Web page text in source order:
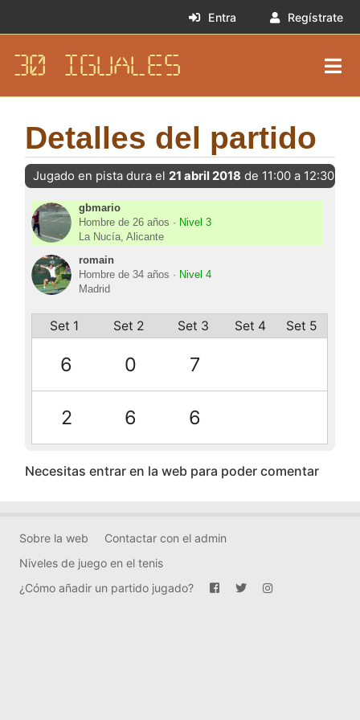
Entra Regístrate
30 IGUALES
Detalles del partido
Jugado en pista dura el 21 abril 2018 de 11:00 a 12:30
gbmario
Hombre de 26 años · Nivel 3
La Nucía, Alicante
romain
Hombre de 34 años · Nivel 4
Madrid
Set 1 Set 2 Set 3 Set 4 Set 5
6 0 7
2 6 6
Necesitas entrar en la web para poder comentar
Sobre la web
Contactar con el admin
Niveles de juego en el tenis
¿Cómo añadir un partido jugado?